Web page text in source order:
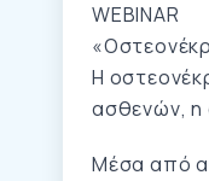
WEBINAR
Η
ασθενών, η
Μέσα από